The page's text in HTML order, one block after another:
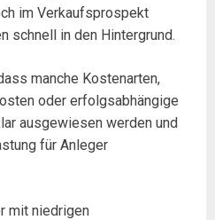
im Verkaufsprospekt
schnell in den Hintergrund.
manche Kostenarten,
oder erfolgsabhängige
ausgewiesen werden und
für Anleger
mit niedrigen